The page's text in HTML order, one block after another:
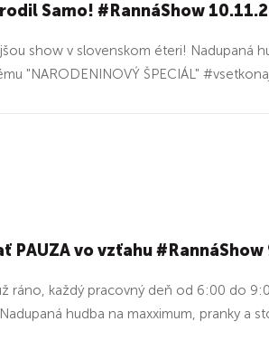
Samo! #RannáShow
show v slovenskom éteri! Nadupaná
"NARODENINOVÝ ŠPECIÁL"
PAUZA vo vzťahu #RannáShow
ráno, každý pracovný deň od 6:00 do
hudba na maxximum, pranky a